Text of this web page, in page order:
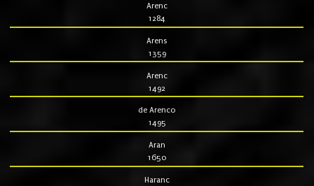
Arenc
1284
Arens
1359
Arenc
1492
de Arenco
1495
Aran
1650
Haranc